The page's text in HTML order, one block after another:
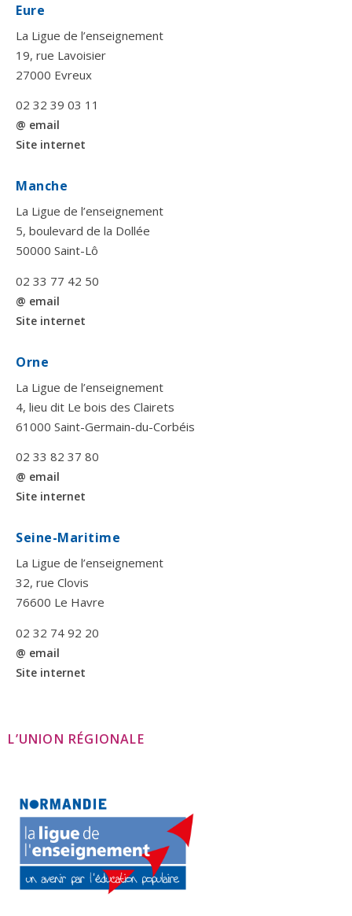
Eure
La Ligue de l’enseignement
19, rue Lavoisier
27000 Evreux
02 32 39 03 11
@ email
Site internet
Manche
La Ligue de l’enseignement
5, boulevard de la Dollée
50000 Saint-Lô
02 33 77 42 50
@ email
Site internet
Orne
La Ligue de l’enseignement
4, lieu dit Le bois des Clairets
61000 Saint-Germain-du-Corbéis
02 33 82 37 80
@ email
Site internet
Seine-Maritime
La Ligue de l’enseignement
32, rue Clovis
76600 Le Havre
02 32 74 92 20
@ email
Site internet
L’UNION RÉGIONALE